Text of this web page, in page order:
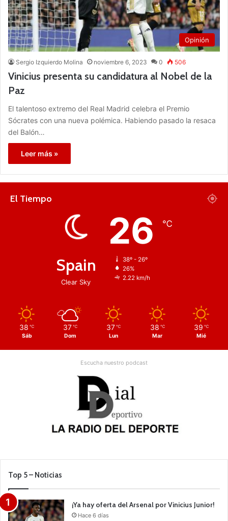
Opinión
Sergio Izquierdo Molina noviembre 6, 2023 0 506
Vinicius presenta su candidatura al Nobel de la
Paz
El talentoso extremo del Real Madrid celebra el Premio
Sócrates con una nueva polémica. Habiendo pasado la resaca
del Balón…
Leer más »
El Tiempo
Spain
Clear Sky
26 ℃
38º - 26º
26%
2.22 km/h
38 ℃
Sáb
37 ℃
Dom
37 ℃
Lun
38 ℃
Mar
39 ℃
Mié
Escucha nuestro podcast
Top 5 – Noticias
¡Ya hay oferta del Arsenal por Vinicius Junior!
Hace 6 días